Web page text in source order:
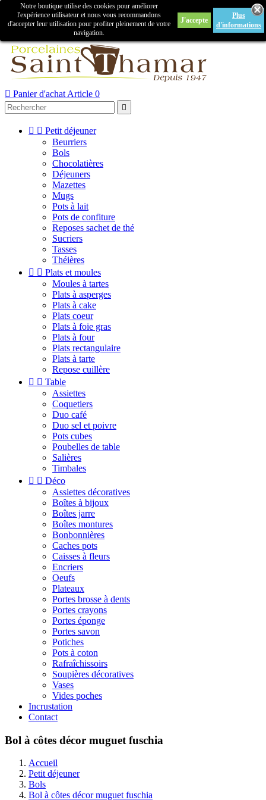
Créer un compteConnexion
 Panier d'achat Article 0

Notre boutique utilise des cookies pour améliorer
l'expérience utilisateur et nous vous recommandons
d'accepter leur utilisation pour profiter pleinement de votre
navigation.
J'accepte
Plus
d'informations
  Petit déjeuner
Beurriers
Bols
Chocolatières
Déjeuners
Mazettes
Mugs
Pots à lait
Pots de confiture
Reposes sachet de thé
Sucriers
Tasses
Théières
  Plats et moules
Moules à tartes
Plats à asperges
Plats à cake
Plats coeur
Plats à foie gras
Plats à four
Plats rectangulaire
Plats à tarte
Repose cuillère
  Table
Assiettes
Coquetiers
Duo café
Duo sel et poivre
Pots cubes
Poubelles de table
Salières
Timbales
  Déco
Assiettes décoratives
Boîtes à bijoux
Boîtes jarre
Boîtes montures
Bonbonnières
Caches pots
Caisses à fleurs
Encriers
Oeufs
Plateaux
Portes brosse à dents
Portes crayons
Portes éponge
Portes savon
Potiches
Pots à coton
Rafraîchissoirs
Soupières décoratives
Vases
Vides poches
Incrustation
Contact
Bol à côtes décor muguet fuschia
Accueil
Petit déjeuner
Bols
Bol à côtes décor muguet fuschia